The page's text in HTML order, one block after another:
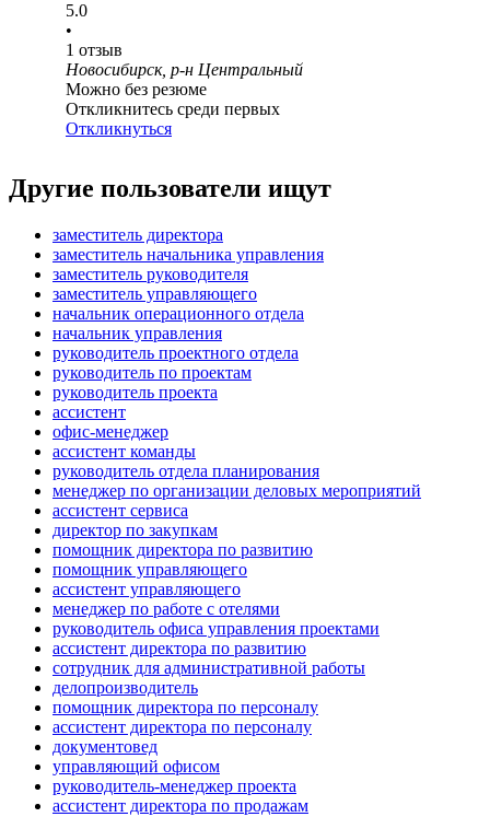
5.0
•
1 отзыв
Новосибирск, р-н Центральный
Можно без резюме
Откликнитесь среди первых
Откликнуться
Другие пользователи ищут
заместитель директора
заместитель начальника управления
заместитель руководителя
заместитель управляющего
начальник операционного отдела
начальник управления
руководитель проектного отдела
руководитель по проектам
руководитель проекта
ассистент
офис-менеджер
ассистент команды
руководитель отдела планирования
менеджер по организации деловых мероприятий
ассистент сервиса
директор по закупкам
помощник директора по развитию
помощник управляющего
ассистент управляющего
менеджер по работе с отелями
руководитель офиса управления проектами
ассистент директора по развитию
сотрудник для административной работы
делопроизводитель
помощник директора по персоналу
ассистент директора по персоналу
документовед
управляющий офисом
руководитель-менеджер проекта
ассистент директора по продажам